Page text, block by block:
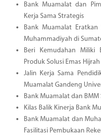
Bank Muamalat dan
Kerja Sama Strategis
Bank Muamalat
Muhammadiyah di
Beri Kemudahan Miliki
Produk Solusi Emas Hijrah
Jalin Kerja Sama
Muamalat Gandeng
Bank Muamalat dan
Kilas Balik Kinerja Bank
Bank Muamalat dan
Fasilitasi Pembukaan